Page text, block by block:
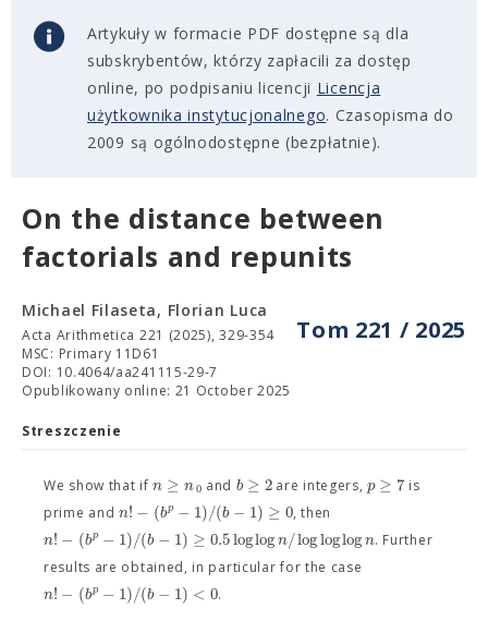
Artykuły w formacie PDF dostępne są dla
subskrybentów, którzy zapłacili za dostęp
online, po podpisaniu licencji Licencja
użytkownika instytucjonalnego. Czasopisma do
2009 są ogólnodostępne (bezpłatnie).
On the distance between
factorials and repunits
Tom 221 / 2025
Michael Filaseta, Florian Luca
Acta Arithmetica 221 (2025), 329-354
MSC: Primary 11D61
DOI: 10.4064/aa241115-29-7
Opublikowany online: 21 October 2025
Streszczenie
We show that ifn ≥ n0 and b ≥ 2are integers,p ≥ 7 is
prime and n! − (bp − 1)/(b − 1) ≥ 0, then
n! − (bp − 1)/(b − 1) ≥ 0.5loglogn/logloglogn. Further
results are obtained, in particular for the case
n! − (bp − 1)/(b − 1) < 0.